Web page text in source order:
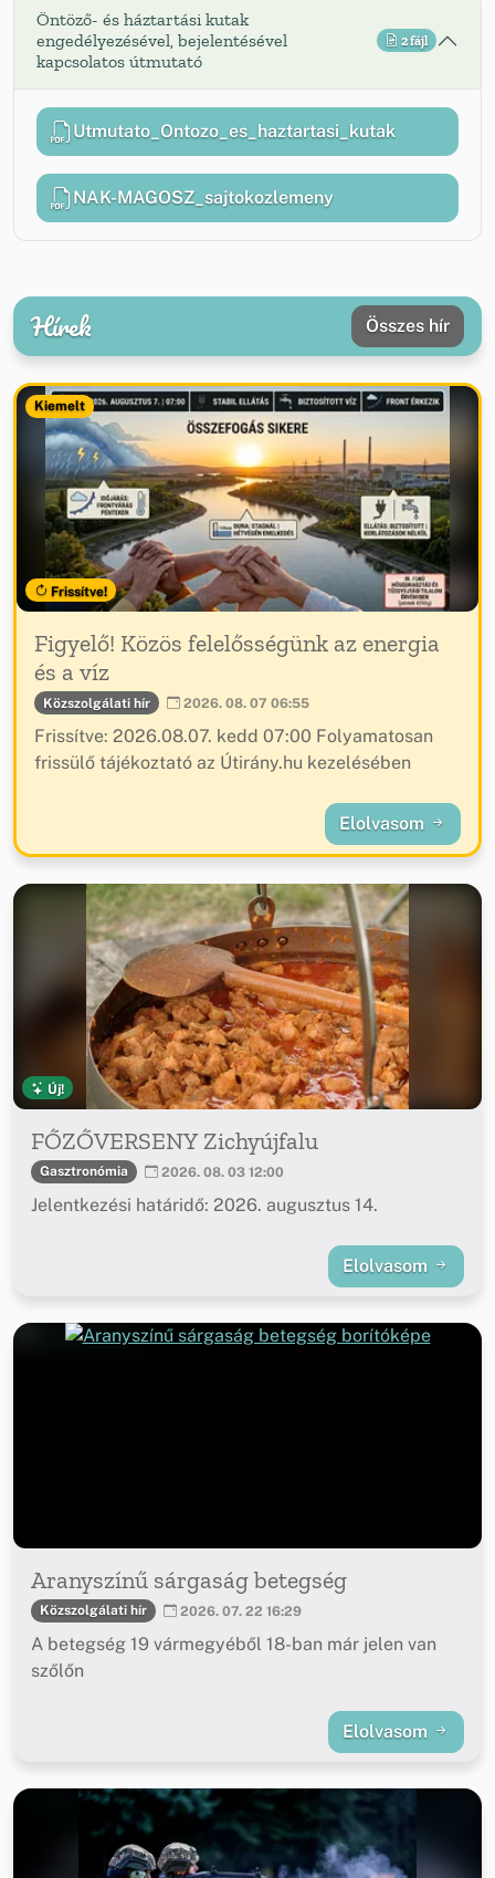
Öntöző- és háztartási kutak
engedélyezésével, bejelentésével
kapcsolatos útmutató
2 fájl
Utmutato_Ontozo_es_haztartasi_kutak
NAK-MAGOSZ_sajtokozlemeny
Hírek Összes hír
Kiemelt
Frissítve!
Figyelő! Közös felelősségünk az energia
és a víz
Közszolgálati hír 2026. 08. 07 06:55
Frissítve: 2026.08.07. kedd 07:00 Folyamatosan
frissülő tájékoztató az Útirány.hu kezelésében
Elolvasom
Új!
FŐZŐVERSENY Zichyújfalu
Gasztronómia 2026. 08. 03 12:00
Jelentkezési határidő: 2026. augusztus 14.
Elolvasom
Aranyszínű sárgaság betegség
Közszolgálati hír 2026. 07. 22 16:29
A betegség 19 vármegyéből 18-ban már jelen van
szőlőn
Elolvasom